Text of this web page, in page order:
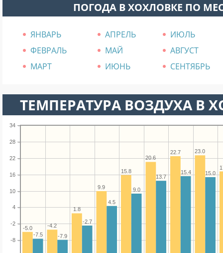
ПОГОДА В ХОХЛОВКЕ ПО
ЯНВАРЬ АПРЕЛЬ
ИЮЛЬ
ФЕВРАЛЬ
МАЙ
АВГУСТ
МАРТ
ИЮНЬ СЕНТЯБРЬ
ТЕМПЕРАТУРА ВОЗДУХА В
-8
-2
4
10
16
22
28
34
23.0
22.7
20.6
15.8
9.9
1.8
-4.2
-5.0
15.0
15.4
13.7
9.0
4.5
-2.7
-7.9
-7.5